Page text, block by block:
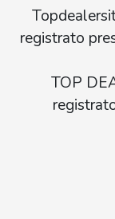
registrato
TOP